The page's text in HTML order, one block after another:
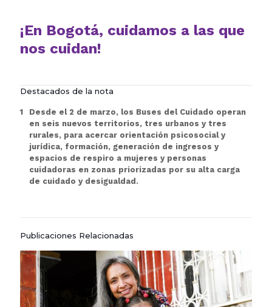
¡En Bogotá, cuidamos a las que
nos cuidan!
Destacados de la nota
Desde el 2 de marzo, los Buses del Cuidado operan
en seis nuevos territorios, tres urbanos y tres
rurales, para acercar orientación psicosocial y
jurídica, formación, generación de ingresos y
espacios de respiro a mujeres y personas
cuidadoras en zonas priorizadas por su alta carga
de cuidado y desigualdad.
Publicaciones Relacionadas